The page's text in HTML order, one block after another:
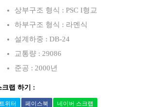
상부구조 형식 : PSC I형교
하부구조 형식 : 라멘식
설계하중 : DB-24
교통량 : 29086
준공 : 2000년
크랩 하기 :
위터 페이스북 네이버 스크랩